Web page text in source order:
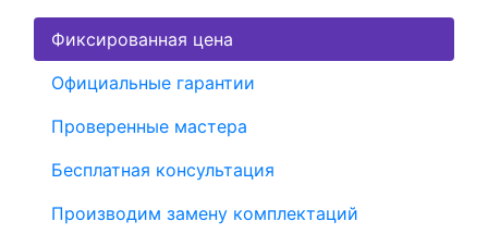
Фиксированная цена
Официальные гарантии
Проверенные мастера
Бесплатная консультация
Производим замену комплектаций